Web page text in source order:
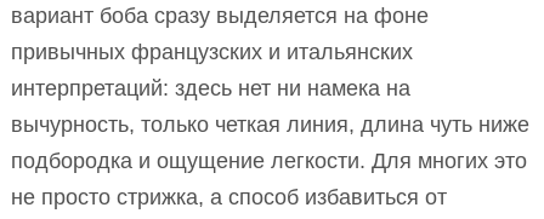
вариант боба сразу выделяется на фоне
привычных французских и итальянских
интерпретаций: здесь нет ни намека на
вычурность, только четкая линия, длина чуть ниже
подбородка и ощущение легкости. Для многих это
не просто стрижка, а способ избавиться от